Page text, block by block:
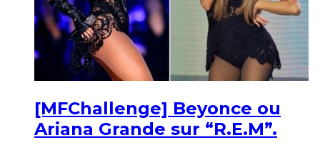
[MFChallenge] Beyonce ou
Ariana Grande sur “R.E.M”.